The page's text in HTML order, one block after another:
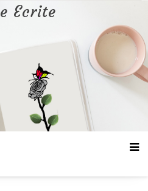
Ecrite